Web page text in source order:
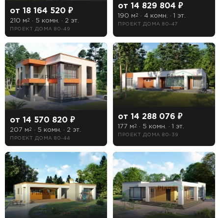
от 18 164 520 ₽
210 м 2 · 5 комн. · 2 эт.
ПРОЕКТ ДОМА 80-49
от 14 829 804 ₽
190 м 2 · 4 комн. · 1 эт.
ПРОЕКТ ДОМА 80-47
от 14 570 820 ₽
207 м2 · 5 комн. · 2 эт.
ПРОЕКТ ДОМА 80-44
от 14 288 076 ₽
177 м2 · 5 комн. · 1 эт.
ПРОЕКТ ДОМА 80-39
Этажность
2 этажные дома
3 этажные дома
Тип кровли
Мансардная
Плоская
Чердачная
Длина